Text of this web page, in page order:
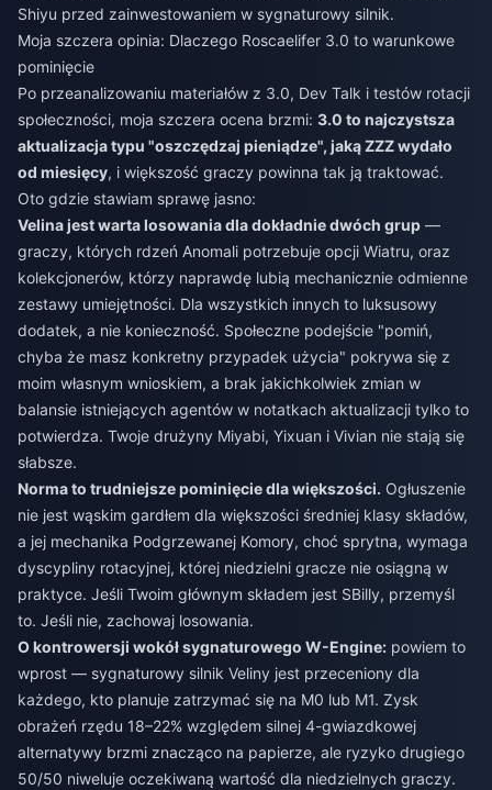
Shiyu przed zainwestowaniem w sygnaturowy silnik.
Moja szczera opinia: Dlaczego Roscaelifer 3.0 to warunkowe
pominięcie
Po przeanalizowaniu materiałów z 3.0, Dev Talk i testów rotacji
społeczności, moja szczera ocena brzmi: 3.0 to najczystsza
aktualizacja typu "oszczędzaj pieniądze", jaką ZZZ wydało
od miesięcy, i większość graczy powinna tak ją traktować.
Oto gdzie stawiam sprawę jasno:
Velina jest warta losowania dla dokładnie dwóch grup —
graczy, których rdzeń Anomali potrzebuje opcji Wiatru, oraz
kolekcjonerów, którzy naprawdę lubią mechanicznie odmienne
zestawy umiejętności. Dla wszystkich innych to luksusowy
dodatek, a nie konieczność. Społeczne podejście "pomiń,
chyba że masz konkretny przypadek użycia" pokrywa się z
moim własnym wnioskiem, a brak jakichkolwiek zmian w
balansie istniejących agentów w notatkach aktualizacji tylko to
potwierdza. Twoje drużyny Miyabi, Yixuan i Vivian nie stają się
słabsze.
Norma to trudniejsze pominięcie dla większości. Ogłuszenie
nie jest wąskim gardłem dla większości średniej klasy składów,
a jej mechanika Podgrzewanej Komory, choć sprytna, wymaga
dyscypliny rotacyjnej, której niedzielni gracze nie osiągną w
praktyce. Jeśli Twoim głównym składem jest SBilly, przemyśl
to. Jeśli nie, zachowaj losowania.
O kontrowersji wokół sygnaturowego W-Engine: powiem to
wprost — sygnaturowy silnik Veliny jest przeceniony dla
każdego, kto planuje zatrzymać się na M0 lub M1. Zysk
obrażeń rzędu 18–22% względem silnej 4-gwiazdkowej
alternatywy brzmi znacząco na papierze, ale ryzyko drugiego
50/50 niweluje oczekiwaną wartość dla niedzielnych graczy.